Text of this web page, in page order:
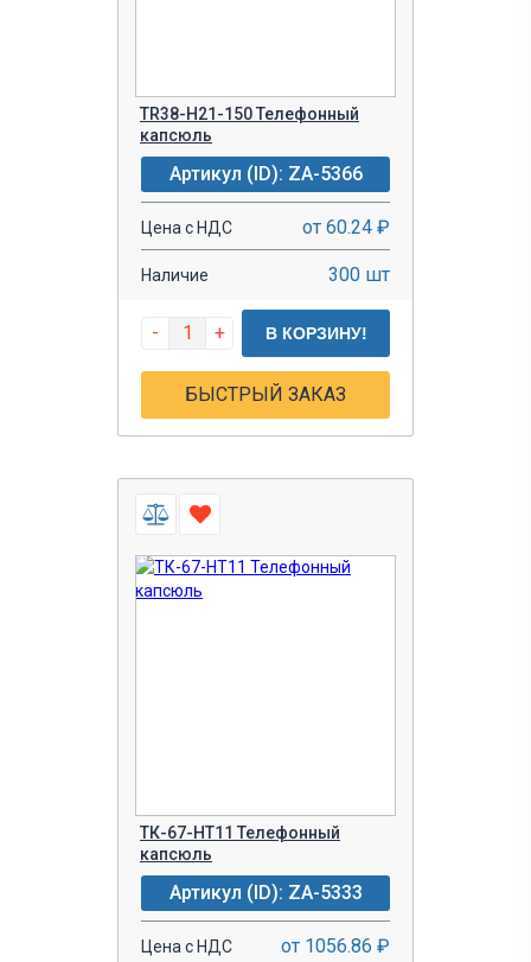
TR38-H21-150 Телефонный
капсюль
Артикул (ID): ZA-5366
Цена с НДС от 60.24 ₽
Наличие 300 шт
- + В КОРЗИНУ!
БЫСТРЫЙ ЗАКАЗ
ТК-67-НТ11 Телефонный
капсюль
Артикул (ID): ZA-5333
Цена с НДС от 1056.86 ₽